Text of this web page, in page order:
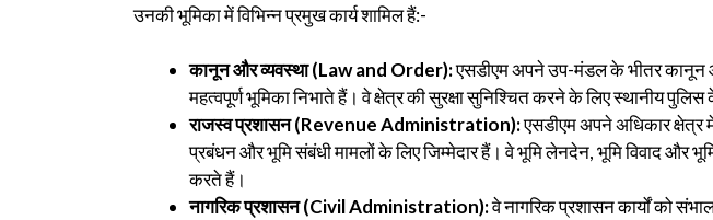
उनकी भूमिका में विभिन्न प्रमुख कार्य शामिल हैं:-
कानून और व्यवस्था (Law and Order):एसडीएम अपने उप-मंडल के भीतर कानून
महत्वपूर्ण भूमिका निभाते हैं। वे क्षेत्र की सुरक्षा सुनिश्चित करने के लिए स्थानीय
राजस्व प्रशासन (Revenue Administration):एसडीएम अपने अधिकार क्षेत्र
प्रबंधन और भूमि संबंधी मामलों के लिए जिम्मेदार हैं। वे भूमि लेनदेन, भूमि विवाद और
करते हैं।
नागरिक प्रशासन (Civil Administration):वे नागरिक प्रशासन कार्यों को